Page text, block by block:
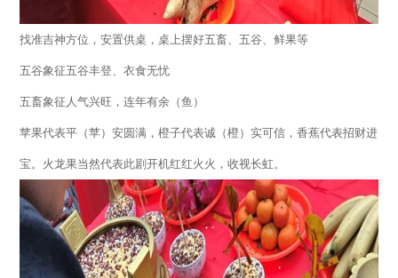
找准吉神方位，安置供桌，桌上摆好五畜、五谷、鲜果等
五谷象征五谷丰登、衣食无忧
五畜象征人气兴旺，连年有余（鱼）
苹果代表平（苹）安圆满，橙子代表诚（橙）实可信，香蕉代表招财进
宝。火龙果当然代表此剧开机红红火火，收视长虹。